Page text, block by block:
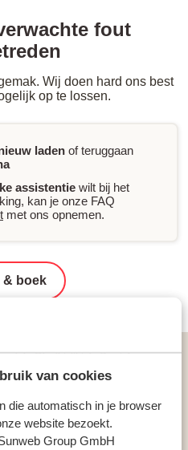
van cookies
die automatisch in je browser
website bezoekt.
Group GmbH
fout
Wij doen hard ons best
op te lossen.
laden of teruggaan
assistentie wilt bij het
kan je onze FAQ
met ons opnemen.
& boek
Chalkidiki
Sani